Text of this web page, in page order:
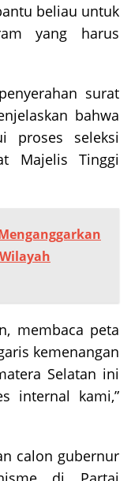
beliau untuk
yang harus
surat
bahwa
proses seleksi
Majelis Tinggi
membaca peta
kemenangan
Selatan ini
internal kami,”
calon gubernur